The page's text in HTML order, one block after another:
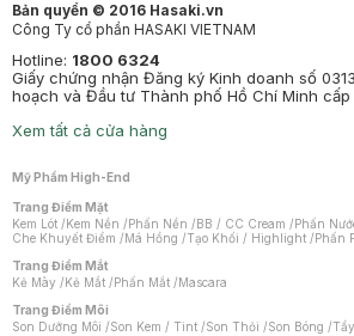
Bản quyền © 2016 Hasaki.vn
Công Ty cổ phần HASAKI VIETNAM
Hotline: 1800 6324
Giấy chứng nhận Đăng ký Kinh doanh số
hoạch và Đầu tư Thành phố Hồ Chí Minh cấp
Xem tất cả cửa hàng
Mỹ Phẩm High-End
Trang Điểm Mặt
Kem Lót /Kem Nền /Phấn Nền /BB / CC Cream /Phấn
Che Khuyết Điểm /Má Hồng /Tạo Khối / Highlight /Phấn
Trang Điểm Mắt
Kẻ Mày /Kẻ Mắt /Phấn Mắt /Mascara
Trang Điểm Môi
Son Dưỡng Môi /Son Kem / Tint /Son Thỏi /Son Bóng /